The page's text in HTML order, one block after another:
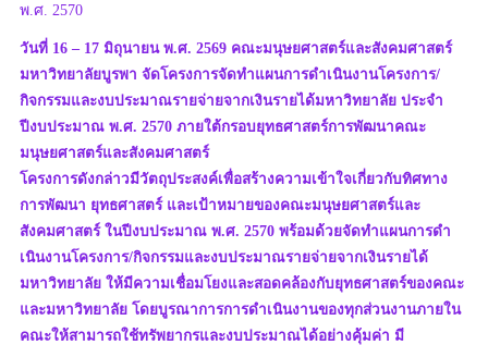
พ.ศ. 2570
วันที่ 16 – 17 มิถุนายน พ.ศ. 2569 คณะมนุษยศาสตร์และสังคมศาสตร์
มหาวิทยาลัยบูรพา จัดโครงการจัดทำแผนการดำเนินงานโครงการ/
กิจกรรมและงบประมาณรายจ่ายจากเงินรายได้มหาวิทยาลัย ประจำ
ปีงบประมาณ พ.ศ. 2570 ภายใต้กรอบยุทธศาสตร์การพัฒนาคณะ
มนุษยศาสตร์และสังคมศาสตร์
โครงการดังกล่าวมีวัตถุประสงค์เพื่อสร้างความเข้าใจเกี่ยวกับทิศทาง
การพัฒนา ยุทธศาสตร์ และเป้าหมายของคณะมนุษยศาสตร์และ
สังคมศาสตร์ ในปีงบประมาณ พ.ศ. 2570 พร้อมด้วยจัดทําแผนการดํา
เนินงานโครงการ/กิจกรรมและงบประมาณรายจ่ายจากเงินรายได้
มหาวิทยาลัย ให้มีความเชื่อมโยงและสอดคล้องกับยุทธศาสตร์ของคณะ
และมหาวิทยาลัย โดยบูรณาการการดําเนินงานของทุกส่วนงานภายใน
คณะให้สามารถใช้ทรัพยากรและงบประมาณได้อย่างคุ้มค่า มี